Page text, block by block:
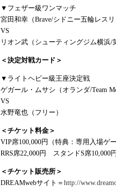
▼フェザー級ワンマッチ
宮田和幸（Brave/シドニー五輪レス
VS
リオン武（シューティングジム横浜
＜決定対戦カード＞
▼ライトヘビー級王座決定戦
ゲガール・ムサシ（オランダ/Team
VS
水野竜也（フリー）
＜チケット料金＞
VIP席100,000円（特典：専用入場ゲ
RRS席22,000円 スタンドS席
＜チケット販売所＞
DREAMwebサイト＝ http://